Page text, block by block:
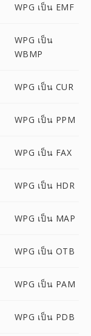
WPG เป็น EMF
WPG เป็น
WBMP
WPG เป็น CUR
WPG เป็น PPM
WPG เป็น FAX
WPG เป็น HDR
WPG เป็น MAP
WPG เป็น OTB
WPG เป็น PAM
WPG เป็น PDB